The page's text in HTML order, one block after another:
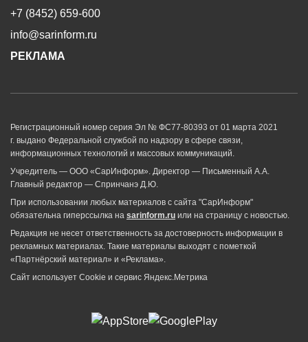
+7 (8452) 659-600
info@sarinform.ru
РЕКЛАМА
Регистрационный номер серия Эл № ФС77-80393 от 01 марта 2021
г. выдано Федеральной службой по надзору в сфере связи,
информационных технологий и массовых коммуникаций.
Учредитель — ООО «СарИнформ». Директор — Письменный А.А.
Главный редактор — Спринчанэ Д.Ю.
При использовании любых материалов с сайта "СарИнформ"
обязательна гиперссылка на sarinform.ru или на страницу с новостью.
Редакция не несет ответственность за достоверность информации в
рекламных материалах. Такие материалы выходят с пометкой
«Партнёрский материал» и «Реклама».
Сайт использует Cookie и сервиc Яндекс.Метрика